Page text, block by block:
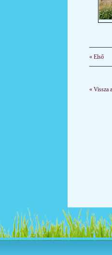
« Első
« Vissza